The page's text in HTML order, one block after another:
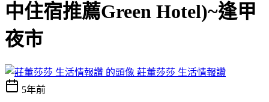
中住宿推薦Green Hotel)~逢甲
夜市
莊董莎莎 生活情報讚
5年前